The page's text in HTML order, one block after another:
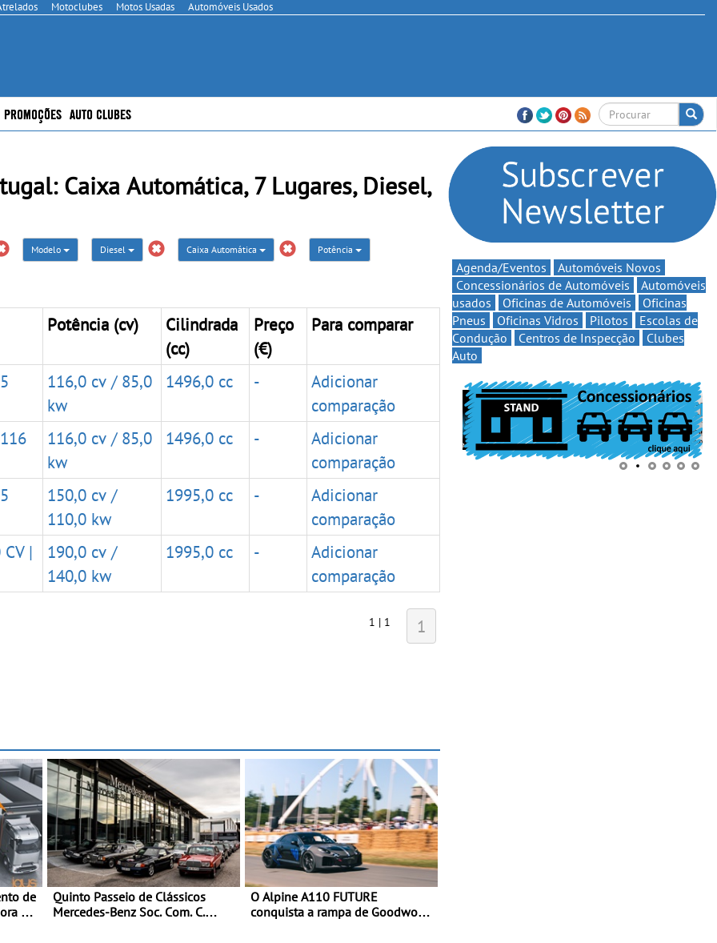
Motoclubes Motos Usadas Automóveis Usados
PROMOÇÕES AUTO CLUBES
Caixa Automática, 7 Lugares, Diesel,
Modelo Diesel Caixa Automática Potência
Potência (cv)
Cilindrada
(cc)
Preço
(€)
Para comparar
116,0 cv / 85,0
kw
1496,0 cc -
Adicionar
comparação
116,0 cv / 85,0
kw
1496,0 cc -
Adicionar
comparação
150,0 cv /
110,0 kw
1995,0 cc -
Adicionar
comparação
|
190,0 cv /
140,0 kw
1995,0 cc -
Adicionar
comparação
1 | 1 1
de
o
Quinto Passeio de Clássicos
Mercedes-Benz Soc. Com. C.
O Alpine A110 FUTURE
conquista a rampa de Goodwood
Agenda/Eventos
Automóveis Novos
Concessionários de Automóveis
Automóveis
usados
Oficinas de Automóveis
Oficinas
Pneus
Oficinas Vidros Pilotos
Escolas de
Condução
Centros de Inspecção
Clubes
Auto